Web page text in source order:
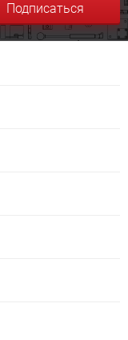
Подписаться